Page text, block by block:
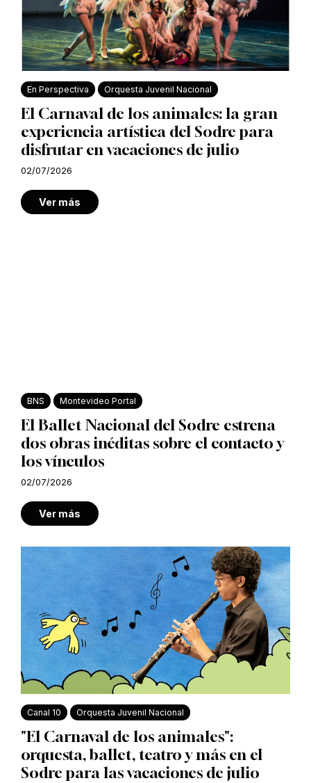
En Perspectiva Orquesta Juvenil Nacional
El Carnaval de los animales: la gran
experiencia artística del Sodre para
disfrutar en vacaciones de julio
02/07/2026
Ver más
BNS Montevideo Portal
El Ballet Nacional del Sodre estrena
dos obras inéditas sobre el contacto y
los vínculos
02/07/2026
Ver más
Canal 10 Orquesta Juvenil Nacional
"El Carnaval de los animales":
orquesta, ballet, teatro y más en el
Sodre para las vacaciones de julio